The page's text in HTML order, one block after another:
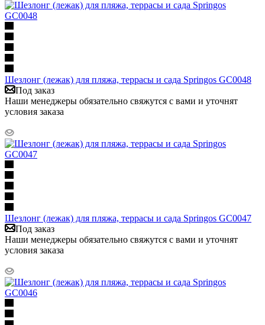
Шезлонг (лежак) для пляжа, террасы и сада Springos GC0048
Под заказ
Наши менеджеры обязательно свяжутся с вами и уточнят
условия заказа
Шезлонг (лежак) для пляжа, террасы и сада Springos GC0047
Под заказ
Наши менеджеры обязательно свяжутся с вами и уточнят
условия заказа